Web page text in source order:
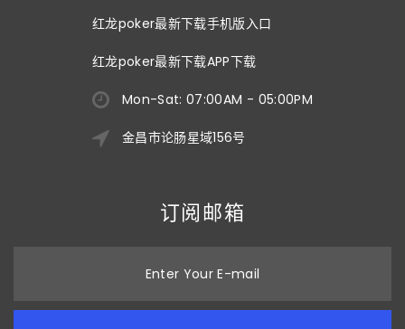
红龙poker最新下载手机版入口
红龙poker最新下载APP下载
Mon-Sat: 07:00AM - 05:00PM
金昌市论肠星域156号
订阅邮箱
Enter Your E-mail